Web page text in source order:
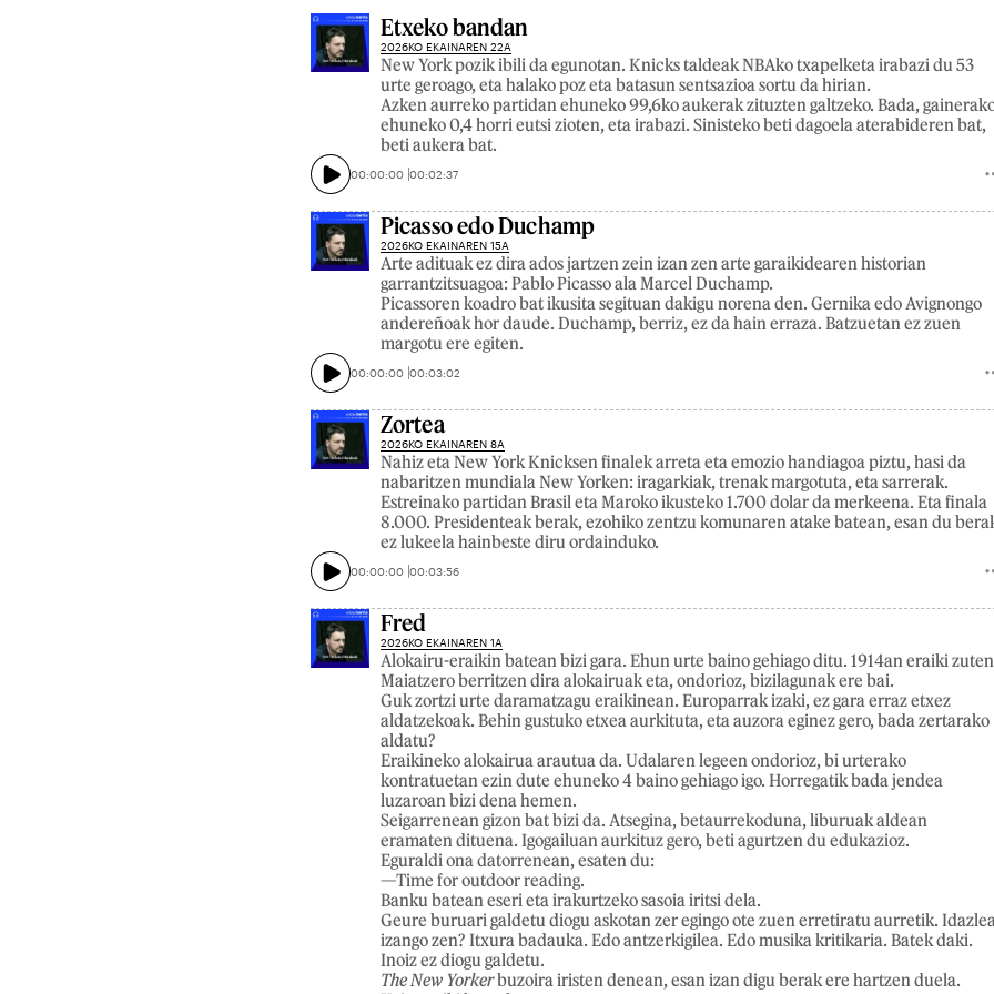
Etxeko bandan
2026KO EKAINAREN 22A
New York pozik ibili da egunotan. Knicks taldeak NBAko txapelketa irabazi du 53
urte geroago, eta halako poz eta batasun sentsazioa sortu da hirian.
Azken aurreko partidan ehuneko 99,6ko aukerak zituzten galtzeko. Bada,
ehuneko 0,4 horri eutsi zioten, eta irabazi. Sinisteko beti dagoela aterabideren bat,
beti aukera bat.
00:00:00 00:02:37
Picasso edo Duchamp
2026KO EKAINAREN 15A
Arte adituak ez dira ados jartzen zein izan zen arte garaikidearen historian
garrantzitsuagoa: Pablo Picasso ala Marcel Duchamp.
Picassoren koadro bat ikusita segituan dakigu norena den. Gernika edo Avignongo
andereñoak hor daude. Duchamp, berriz, ez da hain erraza. Batzuetan ez zuen
margotu ere egiten.
00:00:00 00:03:02
Zortea
2026KO EKAINAREN 8A
Nahiz eta New York Knicksen finalek arreta eta emozio handiagoa piztu, hasi da
nabaritzen mundiala New Yorken: iragarkiak, trenak margotuta, eta sarrerak.
Estreinako partidan Brasil eta Maroko ikusteko 1.700 dolar da merkeena. Eta finala
8.000. Presidenteak berak, ezohiko zentzu komunaren atake batean, esan du
ez lukeela hainbeste diru ordainduko.
00:00:00 00:03:56
Fred
2026KO EKAINAREN 1A
Alokairu-eraikin batean bizi gara. Ehun urte baino gehiago ditu. 1914an eraiki
Maiatzero berritzen dira alokairuak eta, ondorioz, bizilagunak ere bai.
Guk zortzi urte daramatzagu eraikinean. Europarrak izaki, ez gara erraz etxez
aldatzekoak. Behin gustuko etxea aurkituta, eta auzora eginez gero, bada zertarako
aldatu?
Eraikineko alokairua arautua da. Udalaren legeen ondorioz, bi urterako
kontratuetan ezin dute ehuneko 4 baino gehiago igo. Horregatik bada jendea
luzaroan bizi dena hemen.
Seigarrenean gizon bat bizi da. Atsegina, betaurrekoduna, liburuak aldean
eramaten dituena. Igogailuan aurkituz gero, beti agurtzen du edukazioz.
Eguraldi ona datorrenean, esaten du:
—Time for outdoor reading.
Banku batean eseri eta irakurtzeko sasoia iritsi dela.
Geure buruari galdetu diogu askotan zer egingo ote zuen erretiratu aurretik.
izango zen? Itxura badauka. Edo antzerkigilea. Edo musika kritikaria. Batek daki.
Inoiz ez diogu galdetu.
The New Yorkerbuzoira iristen denean, esan izan digu berak ere hartzen duela.